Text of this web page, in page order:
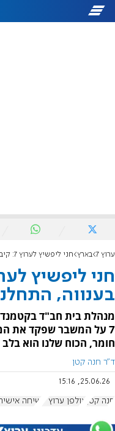
ערוץ 7 בארץ חני ליפשיץ לערוץ 7: קיבלנו שיעור בענווה, התחלנו מאפס
בענווה,
מנהלת בית חב"ד
7 על המשבר שפקד את
חומר, הכוח שלנו הוא בלב
ד"ר חנה קטן
25.06.26, 15:16
חנה קטן אולפן ערוץ 7 שיחה